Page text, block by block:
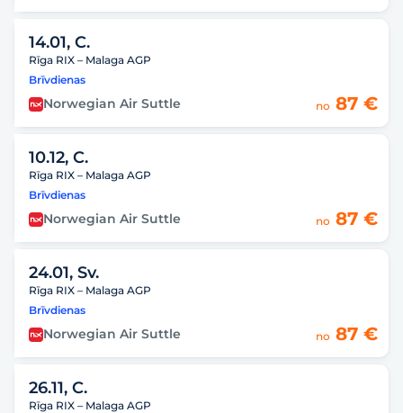
14.01, C.
Rīga RIX – Malaga AGP
Brīvdienas
Norwegian Air Suttle no 87 €
10.12, C.
Rīga RIX – Malaga AGP
Brīvdienas
Norwegian Air Suttle no 87 €
24.01, Sv.
Rīga RIX – Malaga AGP
Brīvdienas
Norwegian Air Suttle no 87 €
26.11, C.
Rīga RIX – Malaga AGP